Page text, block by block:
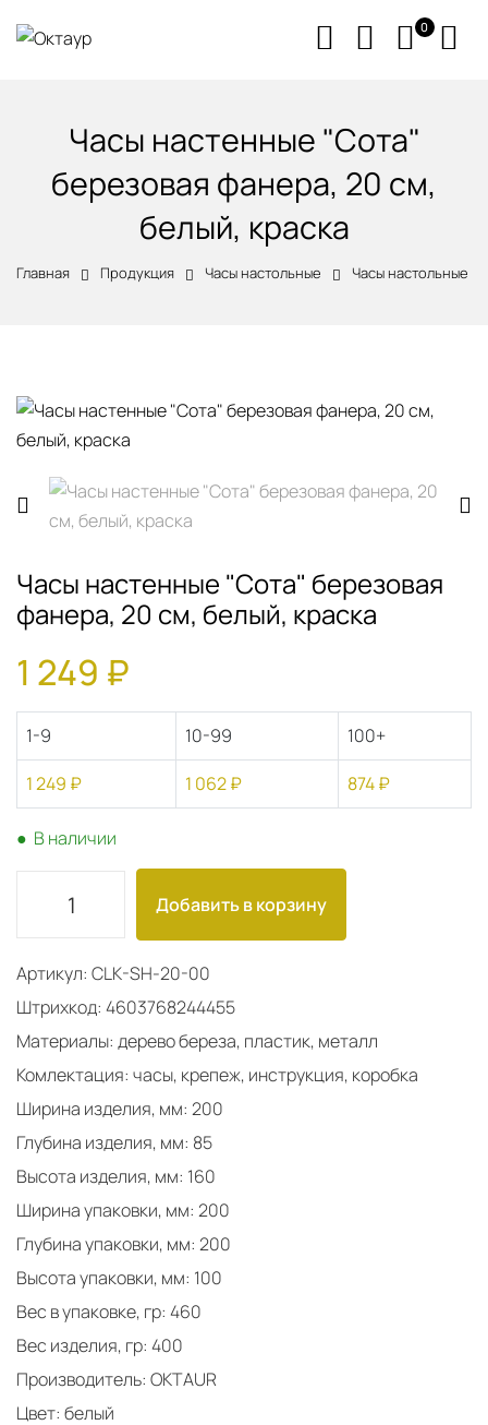
0
Часы настенные "Сота"
березовая фанера, 20 см,
белый, краска
Главная Продукция Часы настольные Часы настольные
Часы настенные "Сота" березовая
фанера, 20 см, белый, краска
1 249 ₽
1-9 10-99
100+
1 249 ₽
1 062 ₽ 874 ₽
● В наличии
Добавить в корзину
Артикул: CLK-SH-20-00
Штрихкод: 4603768244455
Материалы: дерево береза, пластик, металл
Комлектация: часы, крепеж, инструкция, коробка
Ширина изделия, мм: 200
Глубина изделия, мм: 85
Высота изделия, мм: 160
Ширина упаковки, мм: 200
Глубина упаковки, мм: 200
Высота упаковки, мм: 100
Вес в упаковке, гр: 460
Вес изделия, гр: 400
Производитель: OKTAUR
Цвет: белый